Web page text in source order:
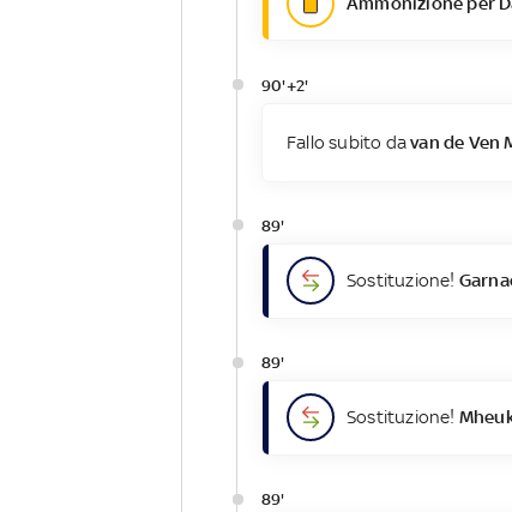
90'+2'
Fallo subito davan de Ven
89'
Sostituzione!
89'
Sostituzione!
89'